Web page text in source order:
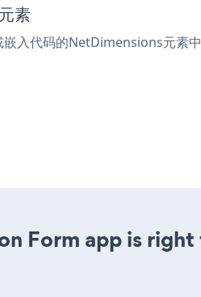
素
入代码的NetDimensions元素
Form app is